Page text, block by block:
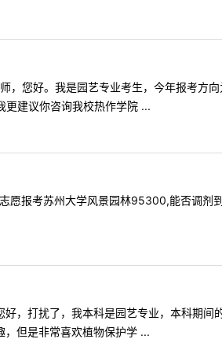
您好。我是园艺专业考生，今年报考方
更建议你咨询我校热作学院 ...
报考苏州大学风景园林95300,能否调剂
打扰了，我本科是园艺专业，本科期间
但是非常喜欢植物保护学 ...